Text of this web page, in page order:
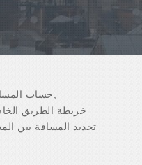
حساب
تحديد المسافة بين